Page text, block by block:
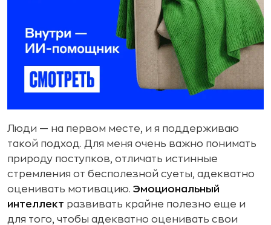
Люди — на первом месте, и я поддерживаю
такой подход. Для меня очень важно понимать
природу поступков, отличать истинные
стремления от бесполезной суеты, адекватно
оценивать мотивацию. Эмоциональный
интеллект развивать крайне полезно еще и
для того, чтобы адекватно оценивать свои